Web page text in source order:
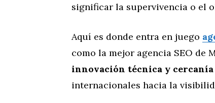
significar la supervivencia o el
Aquí es donde entra en juego
como la mejor agencia SEO de
innovación técnica y cercanía
internacionales hacia la